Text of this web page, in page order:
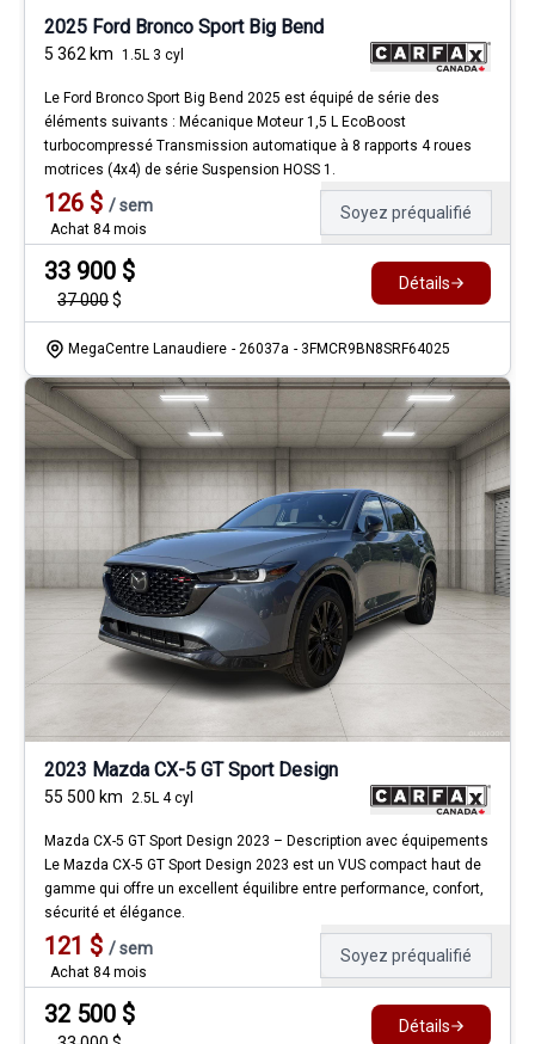
2025 Ford Bronco Sport Big Bend
5 362 km 1.5L 3 cyl
Le Ford Bronco Sport Big Bend 2025 est équipé de série des
éléments suivants : Mécanique Moteur 1,5 L EcoBoost
turbocompressé Transmission automatique à 8 rapports 4 roues
motrices (4x4) de série Suspension HOSS 1.
126 $ /sem
Achat 84 mois
Soyez préqualifié
33 900 $
37 000$
Détails
MegaCentre Lanaudiere - 26037a - 3FMCR9BN8SRF64025
2023 Mazda CX-5 GT Sport Design
55 500 km 2.5L 4 cyl
Mazda CX-5 GT Sport Design 2023 – Description avec équipements
Le Mazda CX-5 GT Sport Design 2023 est un VUS compact haut de
gamme qui offre un excellent équilibre entre performance, confort,
sécurité et élégance.
121 $ /sem
Achat 84 mois
Soyez préqualifié
32 500 $ Détails